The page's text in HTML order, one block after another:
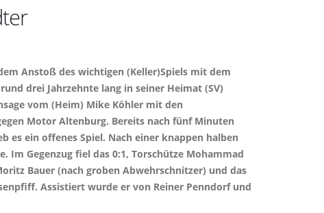
Anstoß des wichtigen (Keller)Spiels mit dem
drei Jahrzehnte lang in seiner Heimat (SV)
vom (Heim) Mike Köhler mit den
Motor Altenburg. Bereits nach fünf Minuten
es ein offenes Spiel. Nach einer knappen halben
Gegenzug fiel das 0:1, Torschütze Mohammad
Bauer (nach groben Abwehrschnitzer) und das
Assistiert wurde er von Reiner Penndorf und